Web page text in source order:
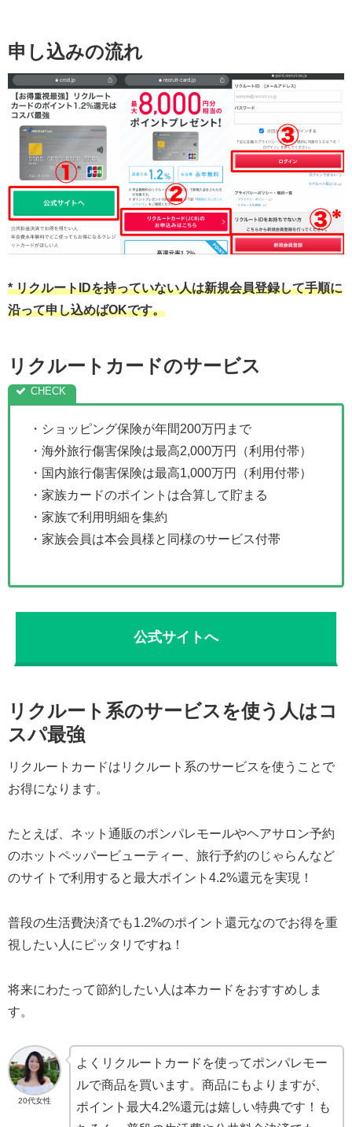
申し込みの流れ
* リクルートIDを持っていない人は新規会員登録して手順に
沿って申し込めばOKです。
リクルートカードのサービス
・ショッピング保険が年間200万円まで
・海外旅行傷害保険は最高2,000万円（利用付帯）
・国内旅行傷害保険は最高1,000万円（利用付帯）
・家族カードのポイントは合算して貯まる
・家族で利用明細を集約
・家族会員は本会員様と同様のサービス付帯
公式サイトへ
リクルート系のサービスを使う人はコ
スパ最強
リクルートカードはリクルート系のサービスを使うことで
お得になります。
たとえば、ネット通販のポンパレモールやヘアサロン予約
のホットペッパービューティー、旅行予約のじゃらんなど
のサイトで利用すると最大ポイント4.2%還元を実現！
普段の生活費決済でも1.2%のポイント還元なのでお得を重
視したい人にピッタリですね！
将来にわたって節約したい人は本カードをおすすめしま
す。
20代女性
よくリクルートカードを使ってポンパレモー
ルで商品を買います。商品にもよりますが、
ポイント最大4.2%還元は嬉しい特典です！も